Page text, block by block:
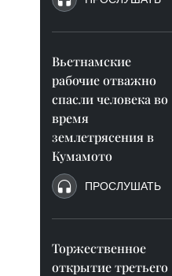
Вьетнамские
рабочие отважно
спасли человека во
время
землетрясения в
Кумамото
ПРОСЛУШАТЬ
Торжественное
открытие третьего